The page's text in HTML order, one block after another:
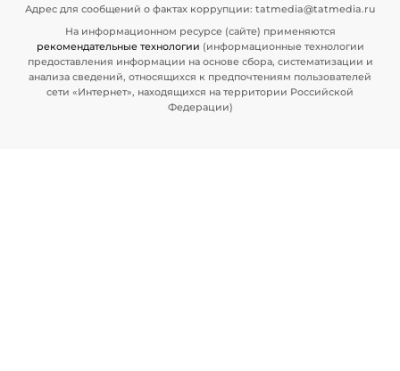
Адрес для сообщений о фактах коррупции: tatmedia@tatmedia.ru
На информационном ресурсе (сайте) применяются
рекомендательные технологии (информационные технологии
предоставления информации на основе сбора, систематизации и
анализа сведений, относящихся к предпочтениям пользователей
сети «Интернет», находящихся на территории Российской
Федерации)